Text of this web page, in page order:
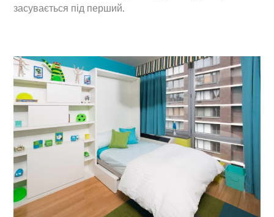
засувається під перший.